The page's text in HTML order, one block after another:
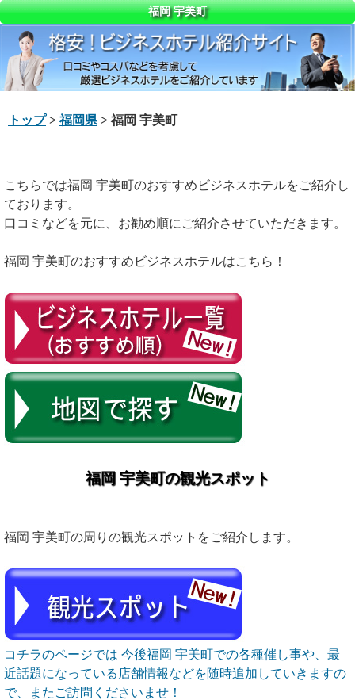
福岡 宇美町
トップ>福岡県 > 福岡 宇美町
こちらでは福岡 宇美町のおすすめビジネスホテルをご紹介し
ております。
口コミなどを元に、お勧め順にご紹介させていただきます。
福岡 宇美町のおすすめビジネスホテルはこちら！
福岡 宇美町の観光スポット
福岡 宇美町の周りの観光スポットをご紹介します。
コチラのページでは 今後福岡 宇美町での各種催し事や、最
近話題になっている店舗情報などを随時追加していきますの
で、またご訪問くださいませ！